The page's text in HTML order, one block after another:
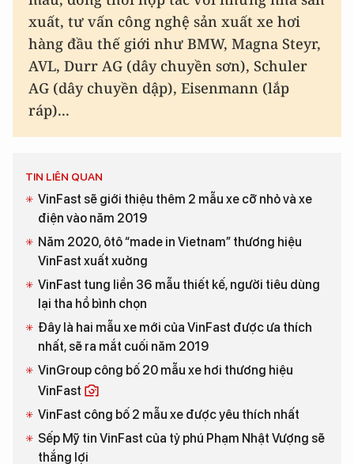
xuất, tư vấn công nghệ sản xuất xe hơi
hàng đầu thế giới như BMW, Magna Steyr,
AVL, Durr AG (dây chuyền sơn), Schuler
AG (dây chuyền dập), Eisenmann (lắp
ráp)...
TIN LIÊN QUAN
VinFast sẽ giới thiệu thêm 2 mẫu xe cỡ nhỏ và xe
điện vào năm 2019
Năm 2020, ôtô “made in Vietnam” thương hiệu
VinFast xuất xuởng
VinFast tung liền 36 mẫu thiết kế, người tiêu dùng
lại tha hồ bình chọn
Đây là hai mẫu xe mới của VinFast được ưa thích
nhất, sẽ ra mắt cuối năm 2019
VinGroup công bố 20 mẫu xe hơi thương hiệu
VinFast
VinFast công bố 2 mẫu xe được yêu thích nhất
Sếp Mỹ tin VinFast của tỷ phú Phạm Nhật Vượng sẽ
thắng lợi